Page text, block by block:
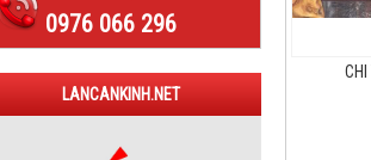
CHI
0976 066 296
LANCANKINH.NET